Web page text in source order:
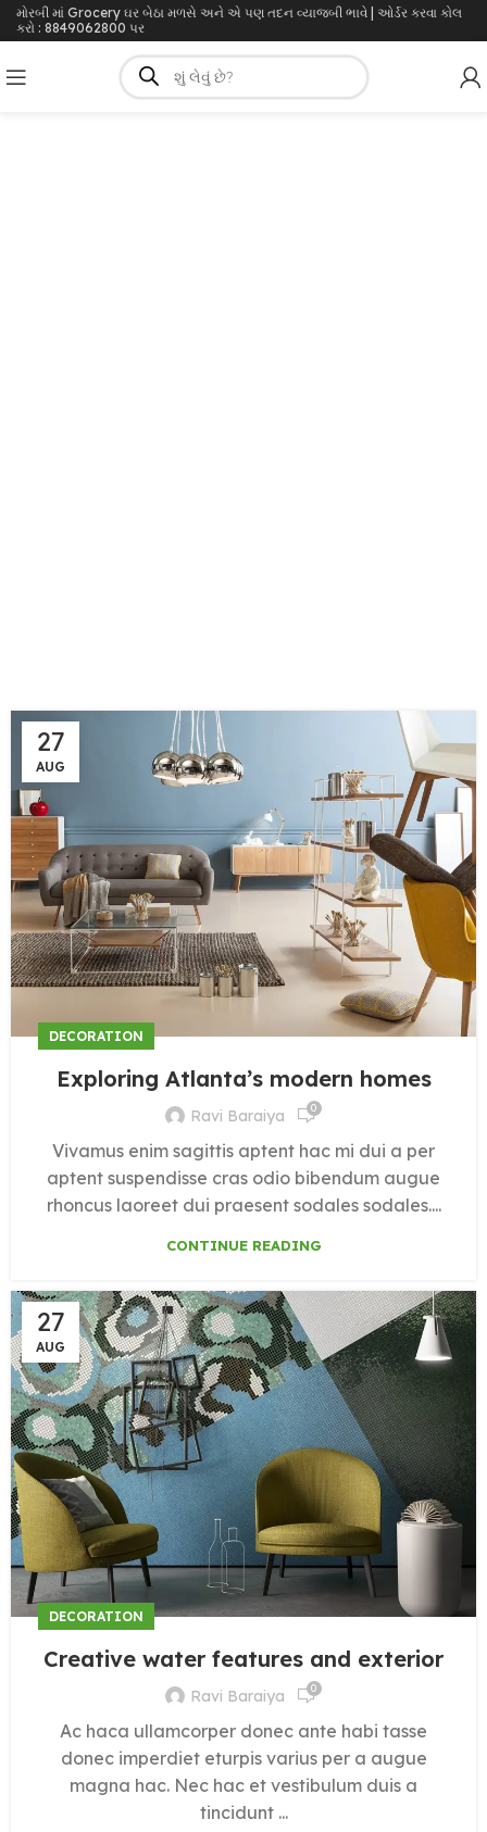
મોરબી માં Grocery ઘર બેઠા મળસે અને એ પણ તદન વ્યાજબી ભાવે | ઓર્ડર કરવા કોલ
કરો : 8849062800 પર
27
AUG
DECORATION
Exploring Atlanta’s modern homes
Ravi Baraiya 0
Vivamus enim sagittis aptent hac mi dui a per
aptent suspendisse cras odio bibendum augue
rhoncus laoreet dui praesent sodales sodales....
CONTINUE READING
27
AUG
DECORATION
Creative water features and exterior
Ravi Baraiya 0
Ac haca ullamcorper donec ante habi tasse
donec imperdiet eturpis varius per a augue
magna hac. Nec hac et vestibulum duis a
tincidunt ...